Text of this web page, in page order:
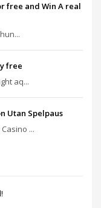
free and Win A real
free
aq...
Utan Spelpaus
...